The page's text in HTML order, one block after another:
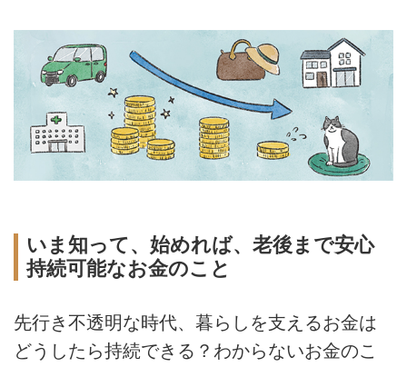
いま知って、始めれば、老後まで安心
持続可能なお金のこと
先行き不透明な時代、暮らしを支えるお金は
どうしたら持続できる？わからないお金のこ